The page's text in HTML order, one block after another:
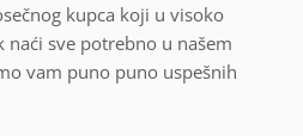
kupca koji u visoko
sve potrebno u našem
vam puno puno uspešnih